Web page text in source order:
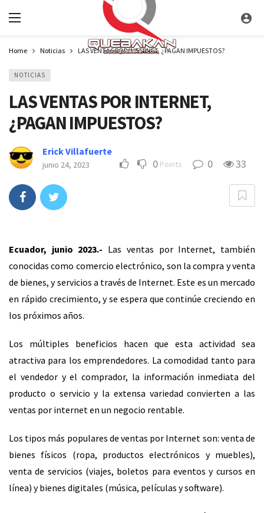
Home Noticias LAS VENTAS POR INTERNET, ¿PAGAN IMPUESTOS?
NOTICIAS
LAS VENTAS POR INTERNET,
¿PAGAN IMPUESTOS?
Erick Villafuerte
junio 24, 2023 0 Points 0 33
Ecuador, junio 2023.- Las ventas por Internet, también
conocidas como comercio electrónico, son la compra y venta
de bienes, y servicios a través de Internet. Este es un mercado
en rápido crecimiento, y se espera que continúe creciendo en
los próximos años.
Los múltiples beneficios hacen que esta actividad sea
atractiva para los emprendedores. La comodidad tanto para
el vendedor y el comprador, la información inmediata del
producto o servicio y la extensa variedad convierten a las
ventas por internet en un negocio rentable.
Los tipos más populares de ventas por Internet son: venta de
bienes físicos (ropa, productos electrónicos y muebles),
venta de servicios (viajes, boletos para eventos y cursos en
línea) y bienes digitales (música, películas y software).